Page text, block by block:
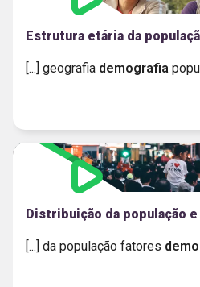
Estrutura etária da
[...] geografia demografia
Distribuição da população
[...] da população fatores